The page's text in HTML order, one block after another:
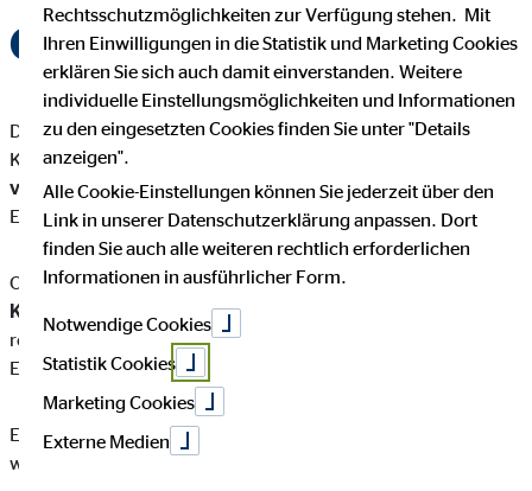
OVB
Du möchtest beruflich neue Wege gehen oder den nächsten
Karriereschritt wagen? Bei
vielfältigeStellenangebotemit unterschiedlichen
Einstiegsmöglichkeiten und Entwicklungsperspektiven.
Ob Berufseinstieg, neue Herausforderung oder
Karriereschritt
: Unsere Stellenangebote verändern sich
regelmäßig und bietenChancen
Erfahrungen, Interessen und Qualifikationen.
Entdecke jetzt unsere aktuellen Angebote und finde heraus,
welcher Weg zu dir passt.
Rechtsschutzmöglichkeiten zur Verfügung stehen. Mit
Ihren Einwilligungen in die Statistik und Marketing Cookies
erklären Sie sich auch damit einverstanden. Weitere
individuelle Einstellungsmöglichkeiten und Informationen
zu den eingesetzten Cookies finden Sie unter "Details
anzeigen".
Alle Cookie-Einstellungen können Sie jederzeit über den
Link in unserer Datenschutzerklärung anpassen. Dort
finden Sie auch alle weiteren rechtlich erforderlichen
Informationen in ausführlicher Form.
Notwendige Cookies
Statistik Cookies
Marketing Cookies
Externe Medien